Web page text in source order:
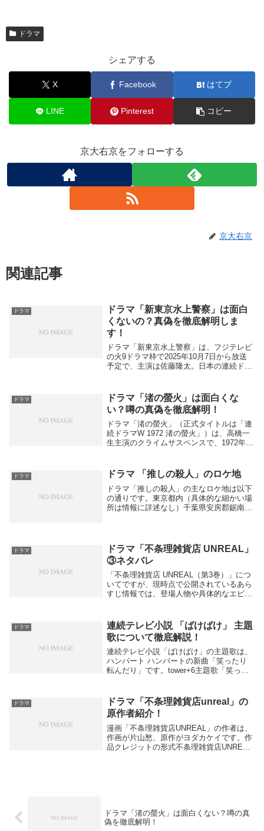
ドラマ
シェアする
X Facebook はてブ
LINE Pinterest コピー
京大右京をフォローする
京大右京
関連記事
ドラマ
ドラマ「新東京水上警察」は面白
くないの？真偽を徹底解明しま
す！
ドラマ「新東京水上警察」は、フジテレビ
の火9ドラマ枠で2025年10月7日から放送
予定で、主演は佐藤隆太。日本の連続ドラ
の迫力あるシーチェイスや水上でのアクシ
ョンが...
ドラマ
ドラマ「渚の螢火」は面白くな
い？噂の真偽を徹底解明！
ドラマ「渚の螢火」（正式タイトルは「連
続ドラマW 1972 渚の螢火」）は、高橋一
生主演のクライムサスペンスで、1972年の
ます。このドラマは、現金輸送車襲...
ドラマ ドラマ 「推しの殺人」のロケ地
ドラマ「推しの殺人」の主なロケ地は以下
の通りです。東京都内（具体的な細かい場
所は情報に詳述なし）千葉県安房郡鋸南
荘）やその向かい...
ドラマ
ドラマ「不条理雑貨店 UNREAL」
③ネタバレ
「不条理雑貨店 UNREAL（第3巻）」につ
いてですが、現時点で公開されているあら
すじ情報では、登場人物や具体的なエピソ
示されていますので、以下にまとめます。
第3巻...
ドラマ
連続テレビ小説 「ばけばけ」 主題
歌について徹底解説！
連続テレビ小説「ばけばけ」の主題歌は、
ハンバート ハンバートの新曲「笑ったり
転んだり」です。tower+6主題歌「笑った
テレビ小説「ばけばけ」のために書き下
ろ...
ドラマ
ドラマ「不条理雑貨店unreal」の
原作者紹介！
漫画「不条理雑貨店UNREAL」の作者は、
作画が片山愁、原作がヨダカケイです。作
品クレジットの形式不条理雑貨店UNREAL
ドラマ「渚の螢火」は面白くない？噂の真
偽を徹底解明！